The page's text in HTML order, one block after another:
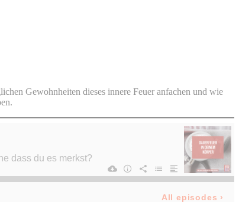
Gewohnheiten dieses innere Feuer anfachen und wie